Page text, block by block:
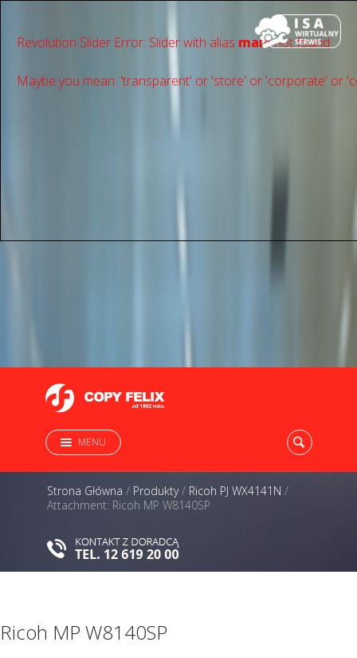
Revolution Slider Error: Slider with alias mainnot found.
Maybe you mean: 'transparent' or 'store' or 'сorporate' or
MENU
Strona Główna / Produkty/ Ricoh PJ WX4141N /
Attachment: Ricoh MP W8140SP
Ricoh MP W8140SP